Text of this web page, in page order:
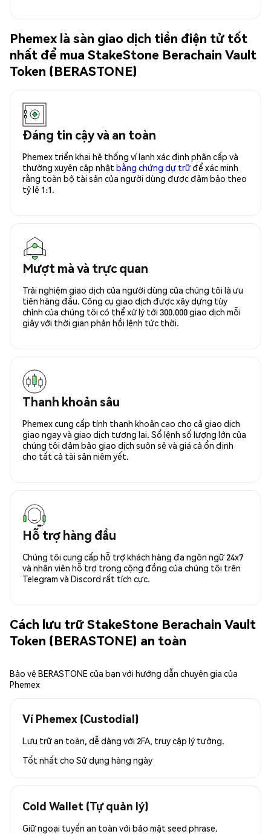
Phemex là sàn giao dịch tiền điện tử tốt
nhất để mua StakeStone Berachain Vault
Token (BERASTONE)
Đáng tin cậy và an toàn
Phemex triển khai hệ thống ví lạnh xác định phân cấp và
thường xuyên cập nhật bằng chứng dự trữđể xác minh
rằng toàn bộ tài sản của người dùng được đảm bảo theo
tỷ lệ 1:1.
Mượt mà và trực quan
Trải nghiệm giao dịch của người dùng của chúng tôi là ưu
tiên hàng đầu. Công cụ giao dịch được xây dựng tùy
chỉnh của chúng tôi có thể xử lý tới 300.000 giao dịch mỗi
giây với thời gian phản hồi lệnh tức thời.
Thanh khoản sâu
Phemex cung cấp tính thanh khoản cao cho cả giao dịch
giao ngay và giao dịch tương lai. Sổ lệnh số lượng lớn của
chúng tôi đảm bảo giao dịch suôn sẻ và giá cả ổn định
cho tất cả tài sản niêm yết.
Hỗ trợ hàng đầu
Chúng tôi cung cấp hỗ trợ khách hàng đa ngôn ngữ 24x7
và nhân viên hỗ trợ trong cộng đồng của chúng tôi trên
Telegram và Discord rất tích cực.
Cách lưu trữ StakeStone Berachain Vault
Token (BERASTONE) an toàn
Bảo vệ BERASTONE của bạn với hướng dẫn chuyên gia của
Phemex
Ví Phemex (Custodial)
Lưu trữ an toàn, dễ dàng với 2FA, truy cập lý tưởng.
Tốt nhất cho Sử dụng hàng ngày
Cold Wallet (Tự quản lý)
Giữ ngoại tuyến an toàn với bảo mật seed phrase.